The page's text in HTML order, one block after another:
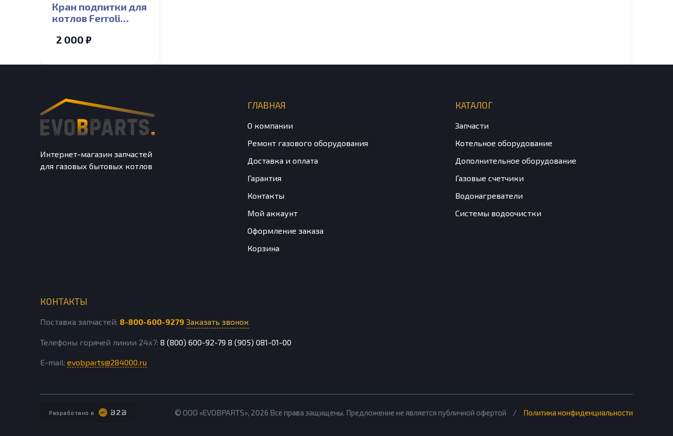
Кран подпитки для
котлов Ferroli
2 000 ₽
Интернет-магазин запчастей
для газовых бытовых котлов
ГЛАВНАЯ
О компании
Ремонт газового оборудования
Доставка и оплата
Гарантия
Контакты
Мой аккаунт
Оформление заказа
Корзина
КАТАЛОГ
Запчасти
Котельное оборудование
Дополнительное оборудование
Газовые счетчики
Водонагреватели
Системы водоочистки
КОНТАКТЫ
Поставка запчастей: 8-800-600-9279 Заказать звонок
Телефоны горячей линии 24х7: 8 (800) 600-92-79 8 (905) 081-01-00
E-mail: evobparts@284000.ru
Разработано в © ООО «EVOBPARTS», 2026 Все права защищены. Предложение не является публичной офертой / Политика конфиденциальности